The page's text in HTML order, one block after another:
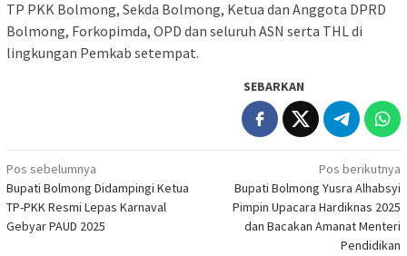
TP PKK Bolmong, Sekda Bolmong, Ketua dan Anggota DPRD
Bolmong, Forkopimda, OPD dan seluruh ASN serta THL di
lingkungan Pemkab setempat.
SEBARKAN
Navigasi
pos
Pos sebelumnya
Bupati Bolmong Didampingi Ketua
TP-PKK Resmi Lepas Karnaval
Gebyar PAUD 2025
Pos berikutnya
Bupati Bolmong Yusra Alhabsyi
Pimpin Upacara Hardiknas 2025
dan Bacakan Amanat Menteri
Pendidikan